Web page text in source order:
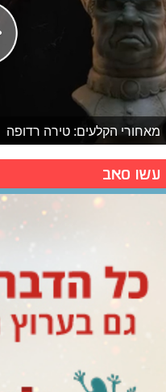
מאחורי הקלעים: טירה רדופה
עשו סאב